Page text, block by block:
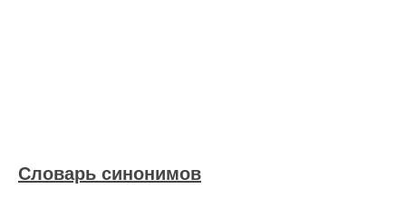
Словарь синонимов